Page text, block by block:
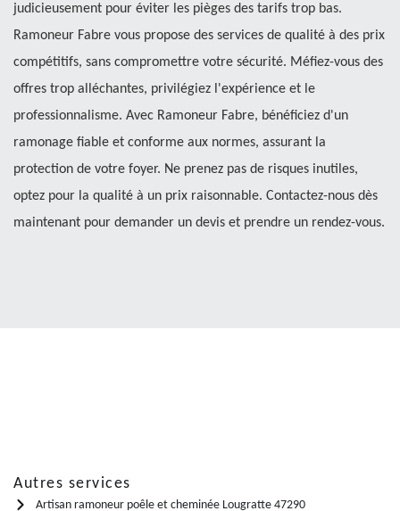
judicieusement pour éviter les pièges des tarifs trop bas.
Ramoneur Fabre vous propose des services de qualité à des prix
compétitifs, sans compromettre votre sécurité. Méfiez-vous des
offres trop alléchantes, privilégiez l'expérience et le
professionnalisme. Avec Ramoneur Fabre, bénéficiez d'un
ramonage fiable et conforme aux normes, assurant la
protection de votre foyer. Ne prenez pas de risques inutiles,
optez pour la qualité à un prix raisonnable. Contactez-nous dès
maintenant pour demander un devis et prendre un rendez-vous.
Autres services
Artisan ramoneur poêle et cheminée Lougratte 47290